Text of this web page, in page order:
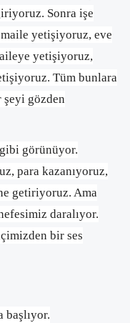
Sonra işe
yetişiyoruz, eve
yetişiyoruz,
Tüm bunlara
şeyi gözden
gibi görünüyor.
para kazanıyoruz,
getiriyoruz. Ama
daralıyor.
bir ses
başlıyor.